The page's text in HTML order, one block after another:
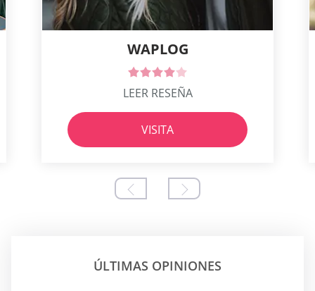
WAPLOG
LEER RESEÑA
VISITA
ÚLTIMAS OPINIONES